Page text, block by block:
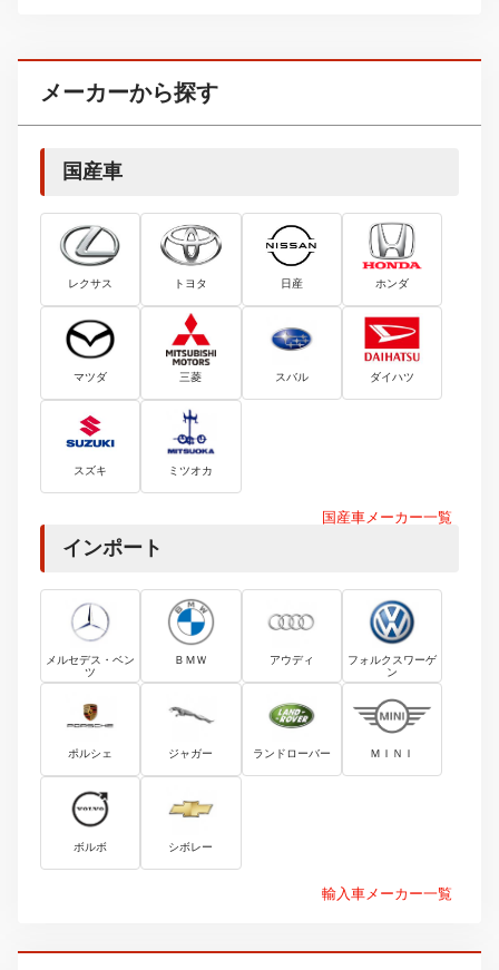
メーカーから探す
国産車
レクサス トヨタ 日産 ホンダ
マツダ 三菱 スバル ダイハツ
スズキ ミツオカ
国産車メーカー一覧
インポート
メルセデス・ベン
ツ
ＢＭＷ アウディ
フォルクスワーゲ
ン
ポルシェ ジャガー ランドローバー ＭＩＮＩ
ボルボ シボレー
輸入車メーカー一覧